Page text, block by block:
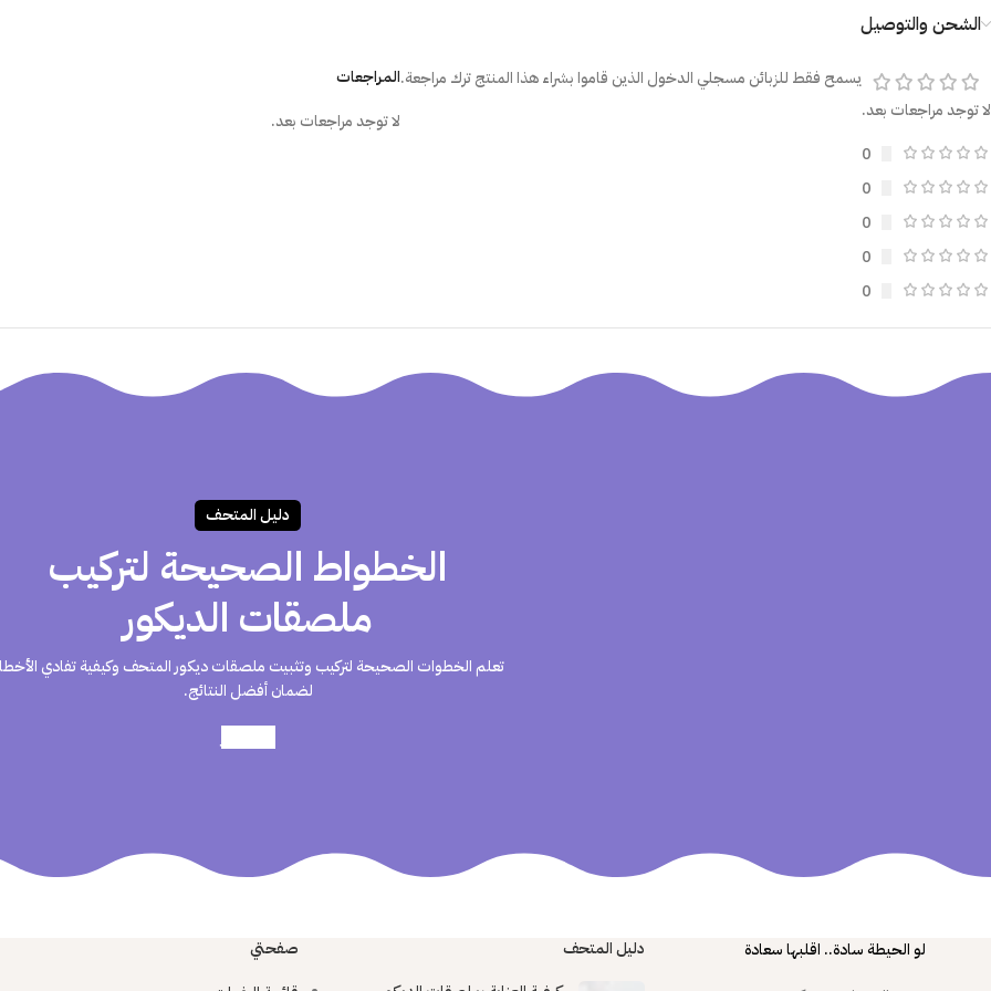
الشحن والتوصيل
لا توجد مراجعات بعد.
0
0
0
0
0
المراجعات
لا توجد مراجعات بعد.
يسمح فقط للزبائن مسجلي الدخول الذين قاموا بشراء هذا المنتج ترك مراجعة.
دليـل المتحـف
الخطواط الصحيحة لتركيب
ملصقات الديكور
تعلم الخطوات الصحيحة لتركيب وتثبيت ملصقات ديكور المتحف وكيفية تفادي
لضمان أفضل النتائج.
لو الحيطة سادة.. اقلبها سعادة
دليل المتحف
صفحتي